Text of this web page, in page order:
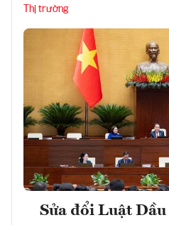
Thị trường
Sửa đổi Luật